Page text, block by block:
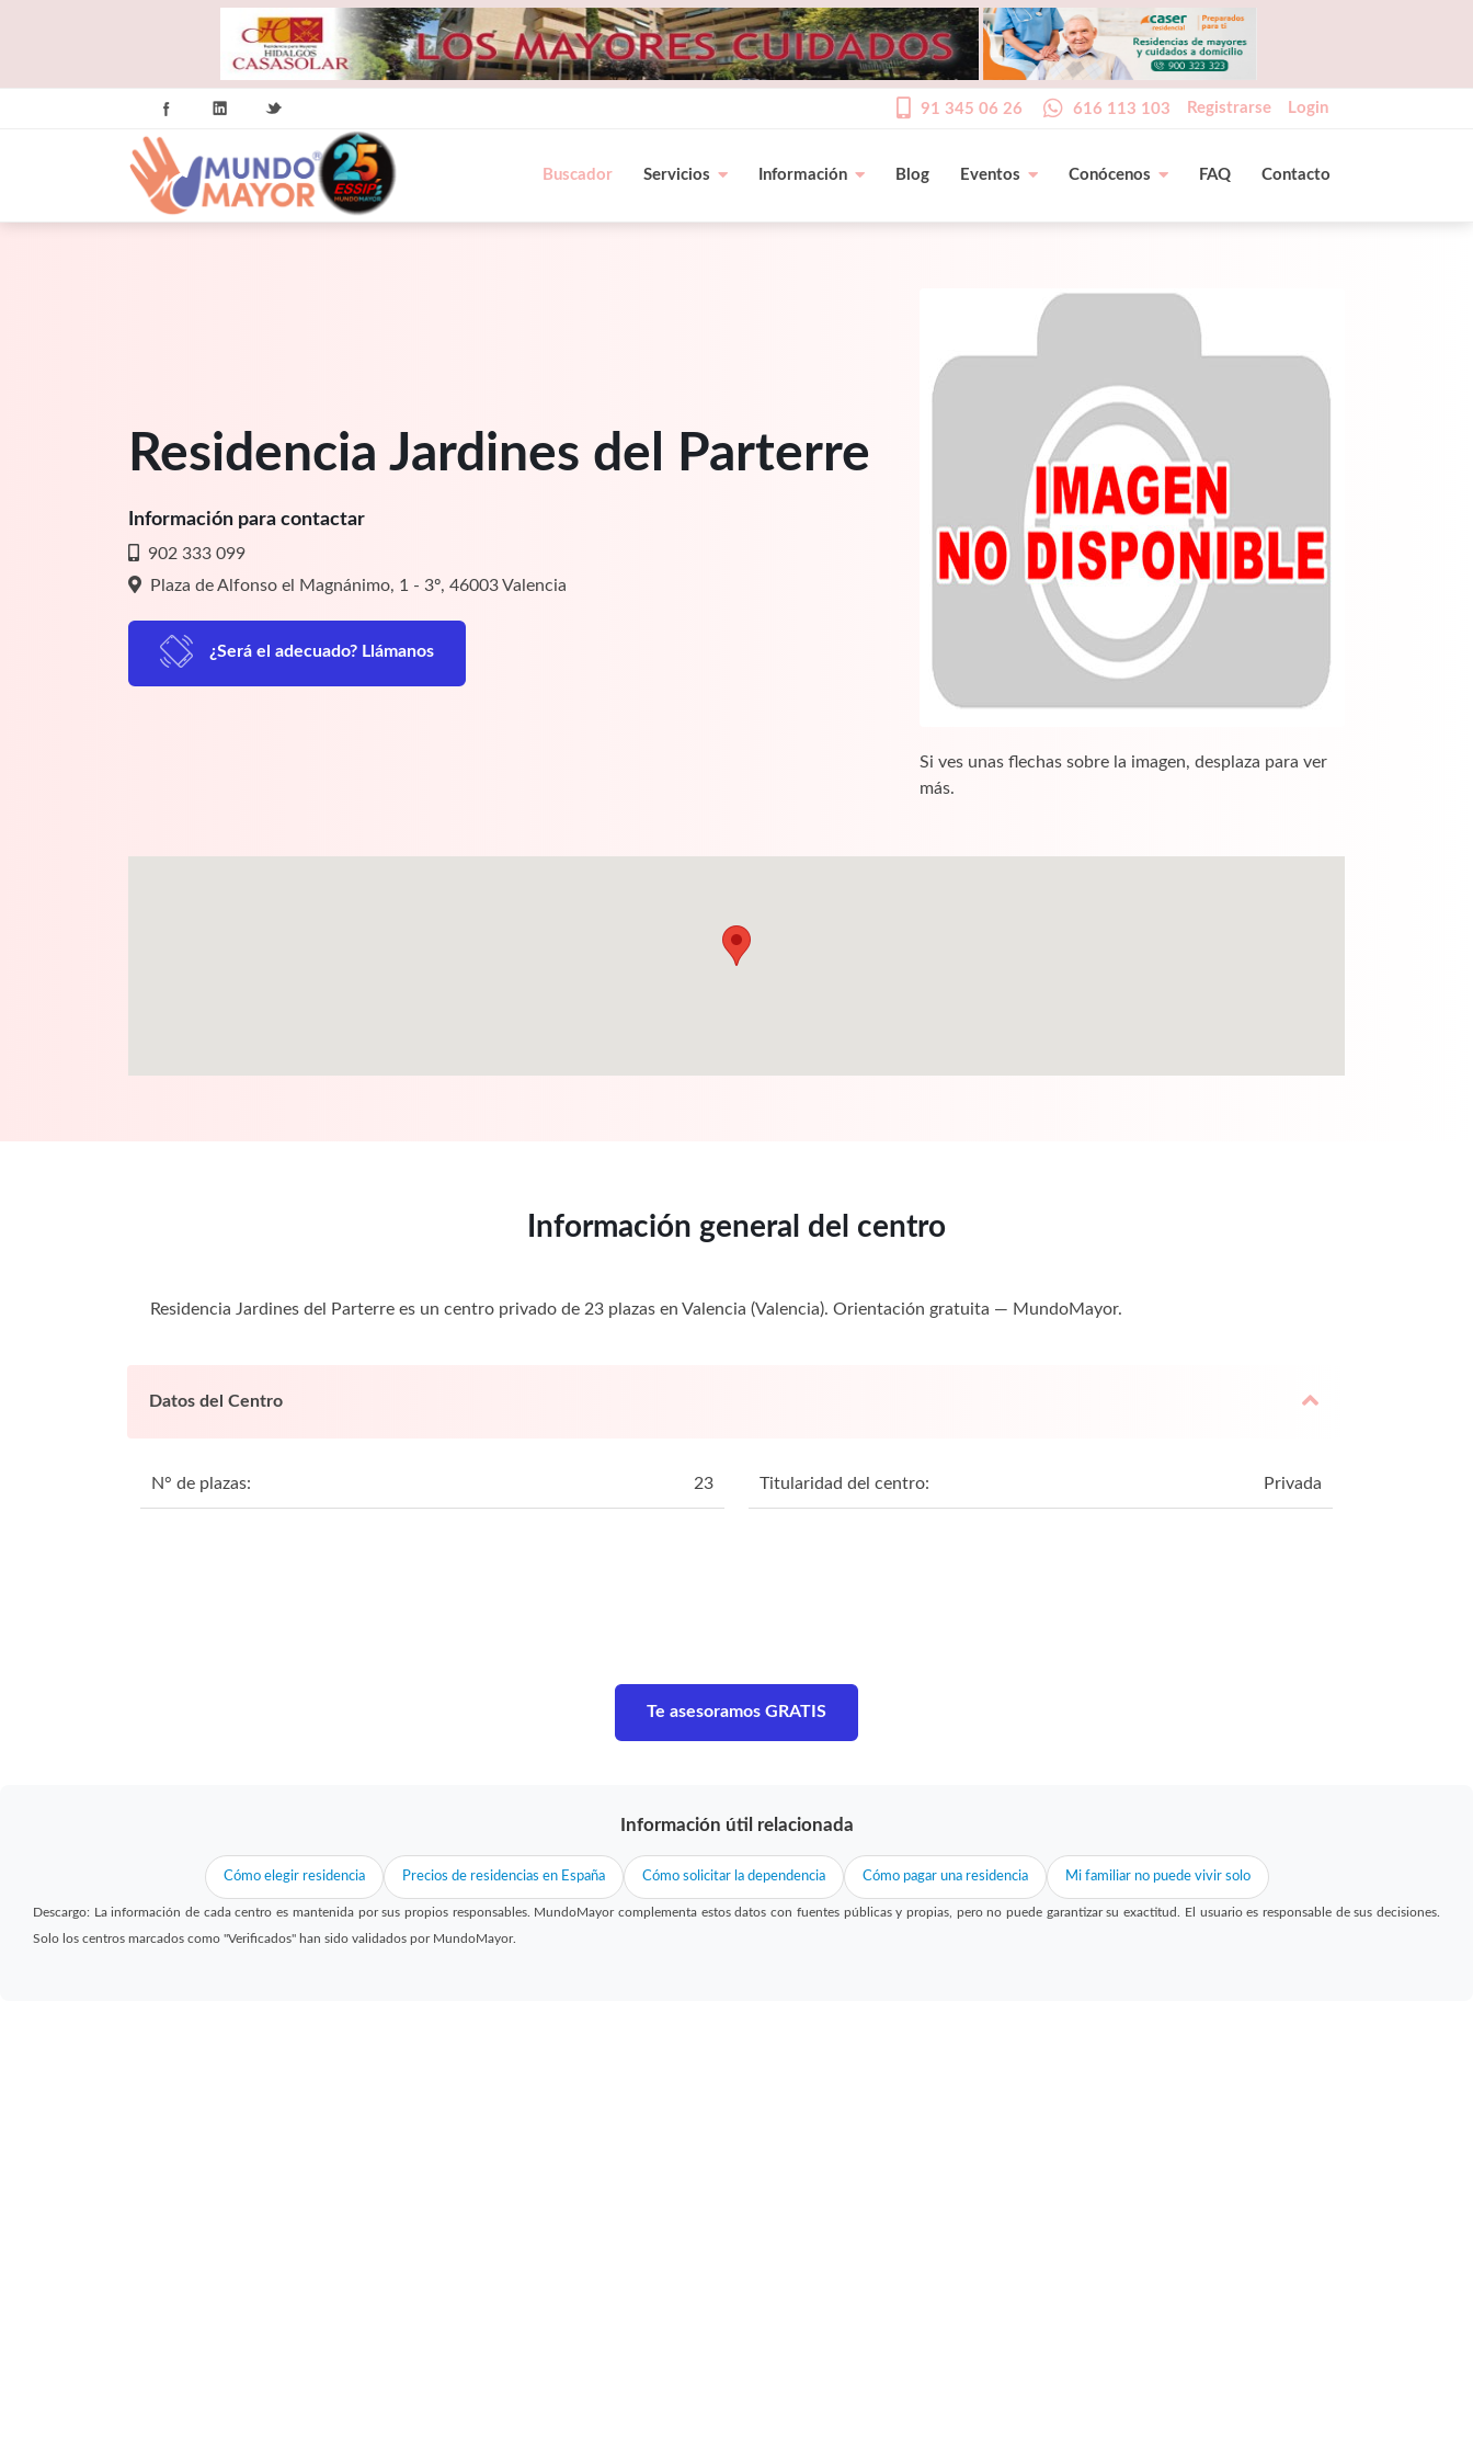
91 345 06 26 616 113 103 Registrarse Login
Buscador Servicios Información Blog Eventos Conócenos FAQ Contacto
Residencia Jardines del Parterre
Información para contactar
902 333 099
Plaza de Alfonso el Magnánimo, 1 - 3º, 46003 Valencia
¿Será el adecuado? Llámanos
Si ves unas flechas sobre la imagen, desplaza para ver
más.
Información general del centro
Residencia Jardines del Parterre es un centro privado de 23 plazas en Valencia (Valencia). Orientación gratuita — MundoMayor.
Datos del Centro
N° de plazas: 23 Titularidad del centro: Privada
Te asesoramos GRATIS
Información útil relacionada
Cómo elegir residencia Precios de residencias en España Cómo solicitar la dependencia Cómo pagar una residencia Mi familiar no puede vivir solo
Descargo: La información de cada centro es mantenida por sus propios responsables. MundoMayor complementa estos datos con fuentes públicas y propias, pero no puede garantizar su exactitud. El usuario es responsable de sus decisiones.
Solo los centros marcados como "Verificados" han sido validados por MundoMayor.